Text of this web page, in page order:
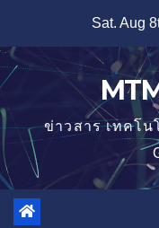
content
Sat. Aug
ข่าวสาร เทคโน